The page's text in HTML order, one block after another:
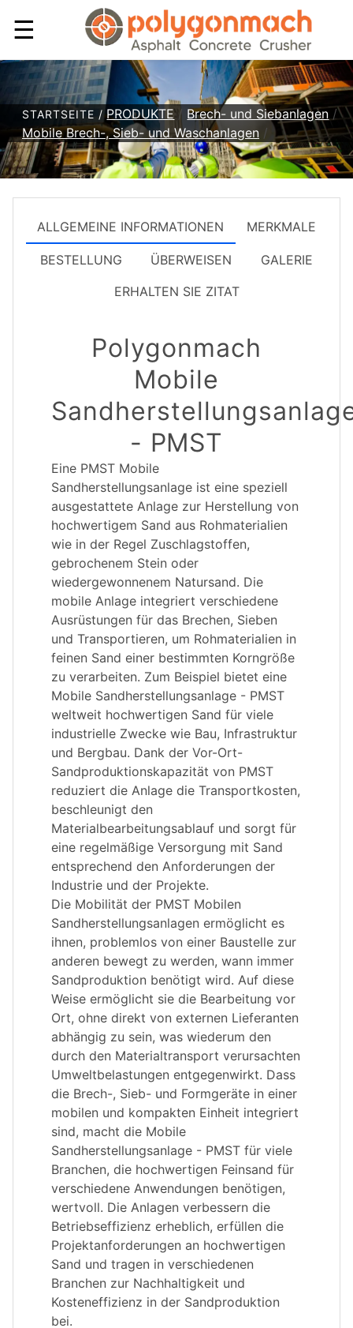
☰
STARTSEITE /PRODUKTE/ Brech- und Siebanlagen /
Mobile Brech-, Sieb- und Waschanlagen /
ALLGEMEINE INFORMATIONEN
Polygonmach
Mobile
- PMST
Eine PMST Mobile
Sandherstellungsanlage ist eine speziell
ausgestattete Anlage zur Herstellung von
hochwertigem Sand aus Rohmaterialien
wie in der Regel Zuschlagstoffen,
gebrochenem Stein oder
wiedergewonnenem Natursand. Die
mobile Anlage integriert verschiedene
Ausrüstungen für das Brechen, Sieben
und Transportieren, um Rohmaterialien in
feinen Sand einer bestimmten Korngröße
zu verarbeiten. Zum Beispiel bietet eine
Mobile Sandherstellungsanlage - PMST
weltweit hochwertigen Sand für viele
industrielle Zwecke wie Bau, Infrastruktur
und Bergbau. Dank der Vor-Ort-
Sandproduktionskapazität von PMST
reduziert die Anlage die Transportkosten,
beschleunigt den
Materialbearbeitungsablauf und sorgt für
eine regelmäßige Versorgung mit Sand
entsprechend den Anforderungen der
Industrie und der Projekte.
Die Mobilität der PMST Mobilen
Sandherstellungsanlagen ermöglicht es
ihnen, problemlos von einer Baustelle zur
anderen bewegt zu werden, wann immer
Sandproduktion benötigt wird. Auf diese
Weise ermöglicht sie die Bearbeitung vor
Ort, ohne direkt von externen Lieferanten
abhängig zu sein, was wiederum den
durch den Materialtransport verursachten
Umweltbelastungen entgegenwirkt. Dass
die Brech-, Sieb- und Formgeräte in einer
mobilen und kompakten Einheit integriert
sind, macht die Mobile
Sandherstellungsanlage - PMST für viele
Branchen, die hochwertigen Feinsand für
verschiedene Anwendungen benötigen,
wertvoll. Die Anlagen verbessern die
Betriebseffizienz erheblich, erfüllen die
Projektanforderungen an hochwertigen
Sand und tragen in verschiedenen
Branchen zur Nachhaltigkeit und
Kosteneffizienz in der Sandproduktion
bei.
MERKMALE
BESTELLUNG ÜBERWEISEN
GALERIE
ERHALTEN SIE ZITAT